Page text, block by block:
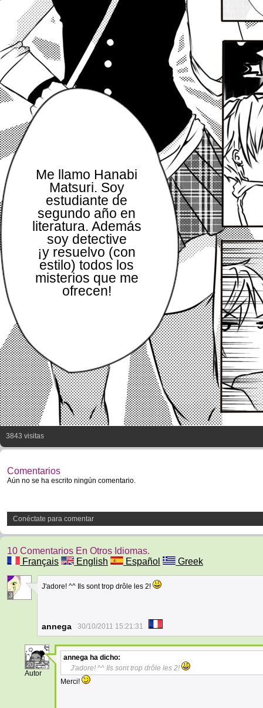
Me llamo Hanabi
Matsuri. Soy
estudiante de
segundo año en
literatura. Además
soy detective
¡y resuelvo (con
estilo) todos los
misterios que me
ofrecen!
3843 visitas
Comentarios
Aún no se ha escrito ningún comentario.
Conéctate para comentar
10 Comentarios En Otros Idiomas.
Français
English Español Greek
3
J'adore! ^^ Ils sont trop drôle les 2!
annega 30/10/2011 15:21:31
20
Autor
annega ha dicho:
J'adore! ^^ Ils sont trop drôle les 2!
Merci!